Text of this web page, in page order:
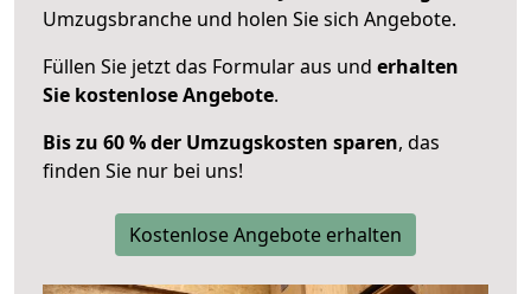
Umzugsbranche und holen Sie sich Angebote.
Füllen Sie jetzt das Formular aus und erhalten
Sie kostenlose Angebote.
Bis zu 60 % der Umzugskosten sparen, das
finden Sie nur bei uns!
Kostenlose Angebote erhalten